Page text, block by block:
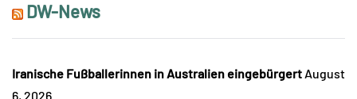
DW-News
Iranische Fußballerinnen in Australien eingebürgert August
6, 2026